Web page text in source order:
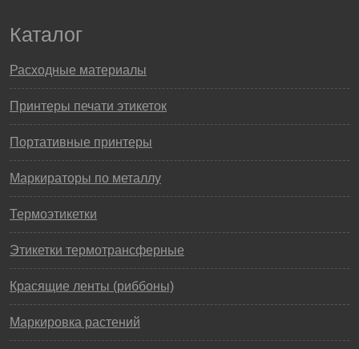
Каталог
Расходные материалы
Принтеры печати этикеток
Портативные принтеры
Маркираторы по металлу
Термоэтикетки
Этикетки термотрансферные
Красящие ленты (риббоны)
Маркировка растений